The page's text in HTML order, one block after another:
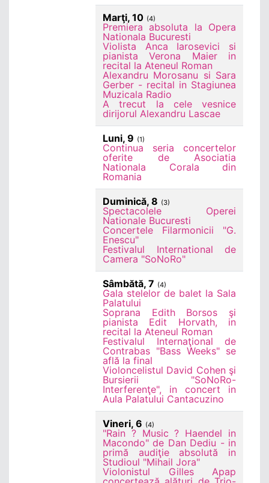
Marţi, 10 (4)
Premiera absoluta la Opera
Nationala Bucuresti
Violista Anca Iarosevici si
pianista Verona Maier in
recital la Ateneul Roman
Alexandru Morosanu si Sara
Gerber - recital in Stagiunea
Muzicala Radio
A trecut la cele vesnice
dirijorul Alexandru Lascae
Luni, 9 (1)
Continua seria concertelor
oferite de Asociatia
Nationala Corala din
Romania
Duminică, 8 (3)
Spectacolele Operei
Nationale Bucuresti
Concertele Filarmonicii "G.
Enescu"
Festivalul International de
Camera "SoNoRo"
Sâmbătă, 7 (4)
Gala stelelor de balet la Sala
Palatului
Soprana Edith Borsos şi
pianista Edit Horvath, in
recital la Ateneul Roman
Festivalul Internaţional de
Contrabas "Bass Weeks" se
află la final
Violoncelistul David Cohen şi
Bursierii "SoNoRo-
Interferenţe", in concert in
Aula Palatului Cantacuzino
Vineri, 6 (4)
"Rain ? Music ? Haendel in
Macondo" de Dan Dediu - in
primă audiţie absolută in
Studioul "Mihail Jora"
Violonistul Gilles Apap